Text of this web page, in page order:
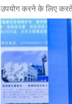
उपयोग करने के लिए करते